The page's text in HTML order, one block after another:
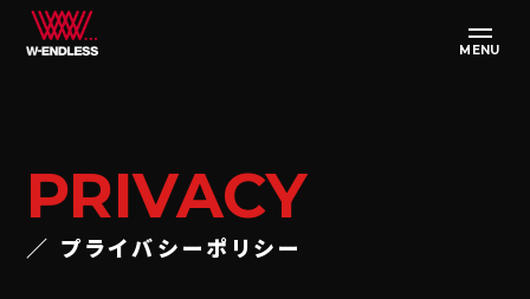
MENU
PRIVACY
／ プライバシーポリシー